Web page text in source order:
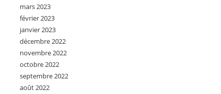
mars 2023
février 2023
janvier 2023
décembre 2022
novembre 2022
octobre 2022
septembre 2022
août 2022